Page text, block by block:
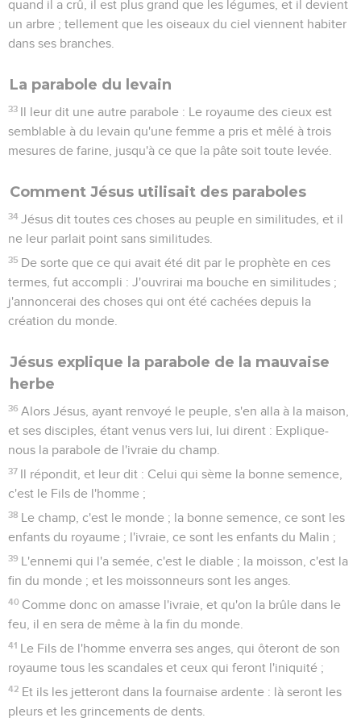
quand il a crû, il est plus grand que les légumes, et il devient
un arbre ; tellement que les oiseaux du ciel viennent habiter
dans ses branches.
La parabole du levain
33 Il leur dit une autre parabole : Le royaume des cieux est
semblable à du levain qu'une femme a pris et mêlé à trois
mesures de farine, jusqu'à ce que la pâte soit toute levée.
Comment Jésus utilisait des paraboles
34 Jésus dit toutes ces choses au peuple en similitudes, et il
ne leur parlait point sans similitudes.
35 De sorte que ce qui avait été dit par le prophète en ces
termes, fut accompli : J'ouvrirai ma bouche en similitudes ;
j'annoncerai des choses qui ont été cachées depuis la
création du monde.
Jésus explique la parabole de la mauvaise
herbe
36 Alors Jésus, ayant renvoyé le peuple, s'en alla à la maison,
et ses disciples, étant venus vers lui, lui dirent : Explique-
nous la parabole de l'ivraie du champ.
37 Il répondit, et leur dit : Celui qui sème la bonne semence,
c'est le Fils de l'homme ;
38 Le champ, c'est le monde ; la bonne semence, ce sont les
enfants du royaume ; l'ivraie, ce sont les enfants du Malin ;
39 L'ennemi qui l'a semée, c'est le diable ; la moisson, c'est la
fin du monde ; et les moissonneurs sont les anges.
40 Comme donc on amasse l'ivraie, et qu'on la brûle dans le
feu, il en sera de même à la fin du monde.
41 Le Fils de l'homme enverra ses anges, qui ôteront de son
royaume tous les scandales et ceux qui feront l'iniquité ;
42 Et ils les jetteront dans la fournaise ardente : là seront les
pleurs et les grincements de dents.